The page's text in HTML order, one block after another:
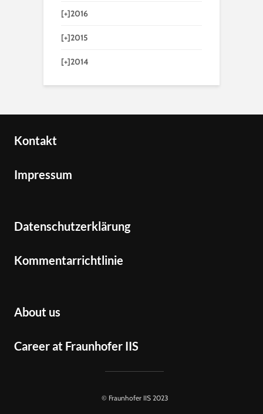
[+]2016
[+]2015
[+]2014
Kontakt
Impressum
Datenschutzerklärung
Kommentarrichtlinie
About us
Career at Fraunhofer IIS
© Fraunhofer IIS 2023